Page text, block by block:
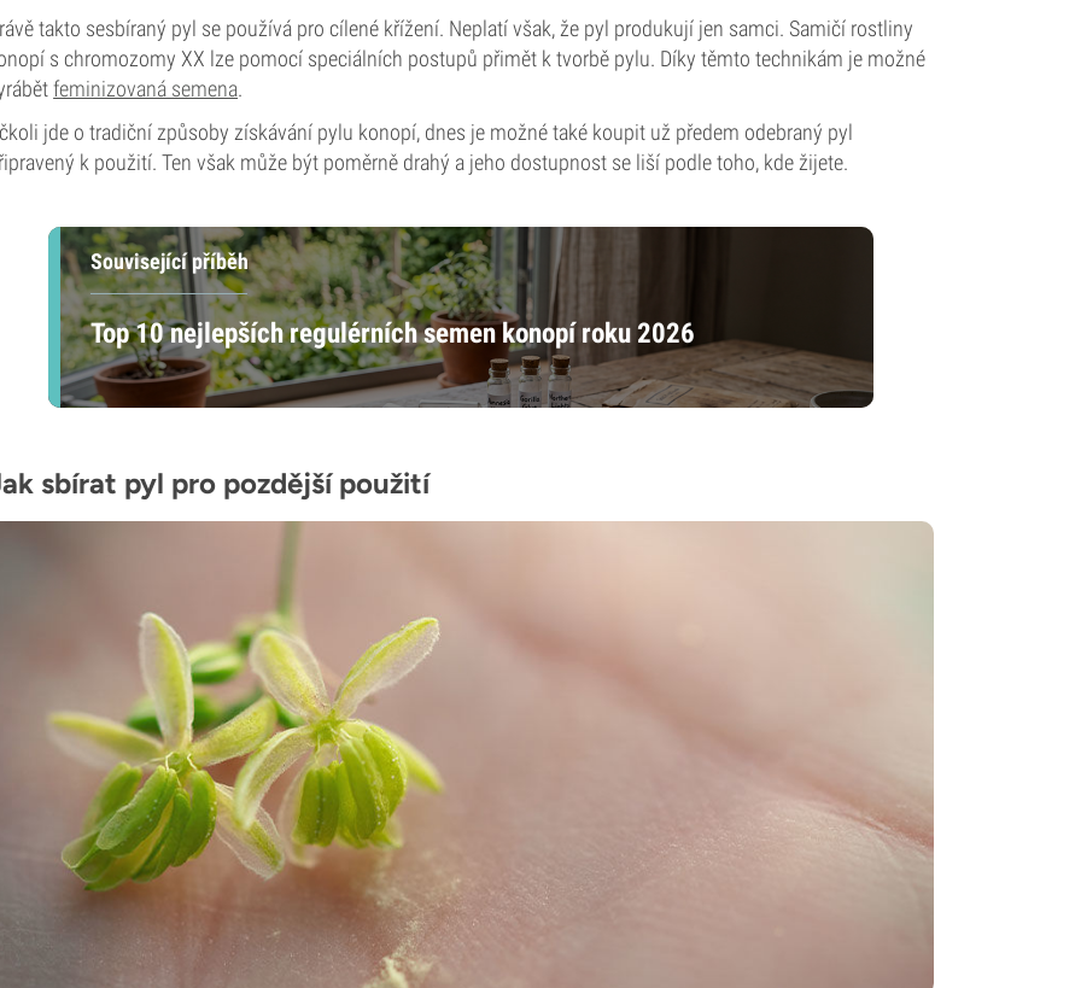
takto sesbíraný pyl se používá pro cílené křížení. Neplatí však, že pyl produkují jen samci. Samičí rostliny
s chromozomy XX lze pomocí speciálních postupů přimět k tvorbě pylu. Díky těmto technikám je možné
feminizovaná semena.
jde o tradiční způsoby získávání pylu konopí, dnes je možné také koupit už předem odebraný pyl
k použití. Ten však může být poměrně drahý a jeho dostupnost se liší podle toho, kde žijete.
Související příběh
Top 10 nejlepších regulérních semen konopí roku 2026
sbírat pyl pro pozdější použití